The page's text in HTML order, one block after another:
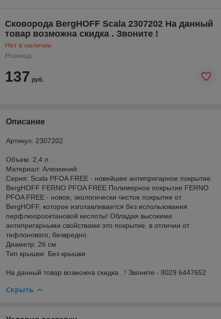
Сковорода BergHOFF Scala 2307202 На данный
товар возможна скидка . Звоните !
Нет в наличии
Розница
137 руб.
Описание
Артикул: 2307202
Объем: 2,4 л
Материал: Алюминий
Серия: Scala PFOA FREE - новейшее антипригарное покрытие
BergHOFF FERNO PFOA FREE Полимерное покрытие FERNO
PFOA FREE - новое, экологически чистое покрытие от
BergHOFF, которое изготавливается без использования
перфлюорооктановой кислоты! Обладая высокими
антипригарными свойствами это покрытие, в отличии от
тефлонового, безвредно.
Диаметр: 26 см
Тип крышки: Без крышки
На данный товар возможна скидка . ! Звоните - 8029 6447652
Скрыть